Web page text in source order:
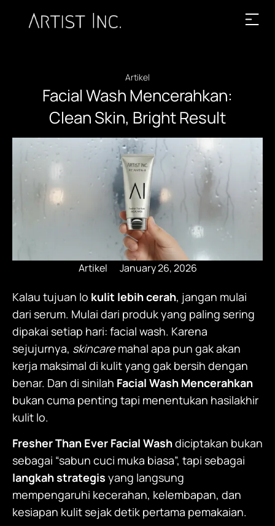
Artikel
Facial Wash Mencerahkan:
Clean Skin, Bright Result
Artikel January 26, 2026
Kalau tujuan lo kulit lebih cerah, jangan mulai
dari serum. Mulai dari produk yang paling sering
dipakai setiap hari: facial wash. Karena
sejujurnya, skincaremahal apa pun gak akan
kerja maksimal di kulit yang gak bersih dengan
benar. Dan di sinilah Facial Wash Mencerahkan
bukan cuma penting tapi menentukan hasilakhir
kulit lo.
Fresher Than Ever Facial Washdiciptakan bukan
sebagai “sabun cuci muka biasa”, tapi sebagai
langkah strategis yang langsung
mempengaruhi kecerahan, kelembapan, dan
kesiapan kulit sejak detik pertama pemakaian.